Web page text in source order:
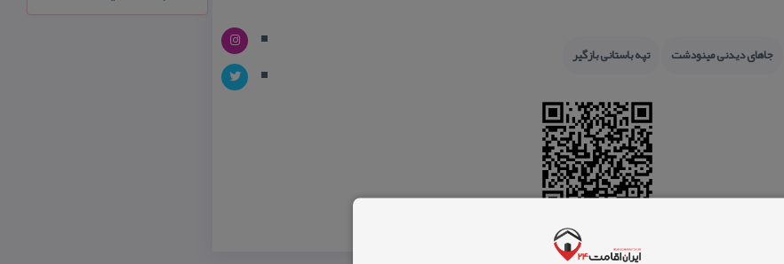
جاهای دیدنی مینودشت تپه باستانی بازگیر